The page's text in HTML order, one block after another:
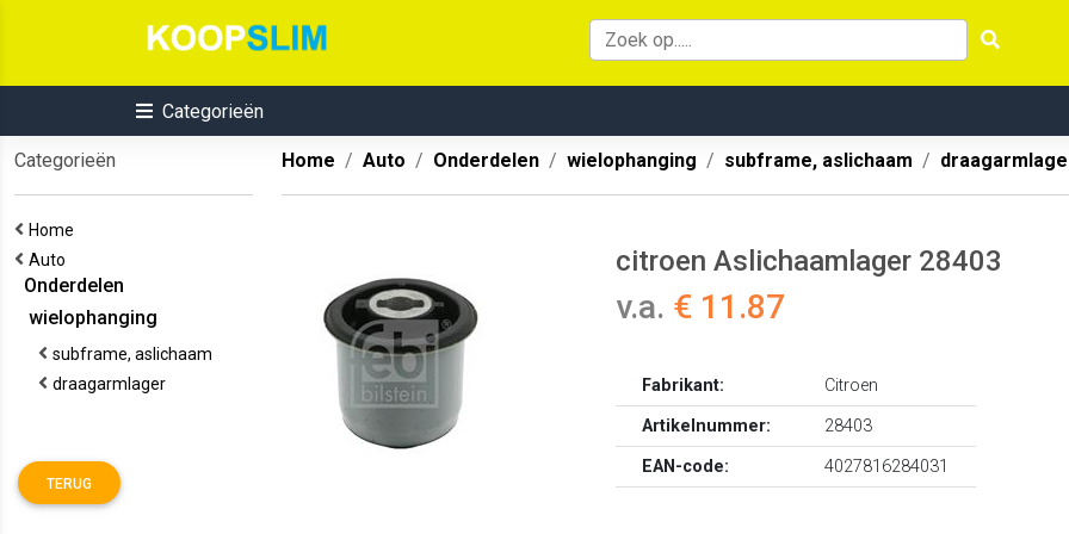
Categorieën
Categorieën
Home
Auto
Onderdelen
wielophanging
subframe, aslichaam
draagarmlager
TERUG
Home Auto Onderdelen wielophanging subframe, aslichaam
citroen Aslichaamlager 28403
v.a. € 11.87
Fabrikant:
Citroen
Artikelnummer:
28403
EAN-code:
4027816284031